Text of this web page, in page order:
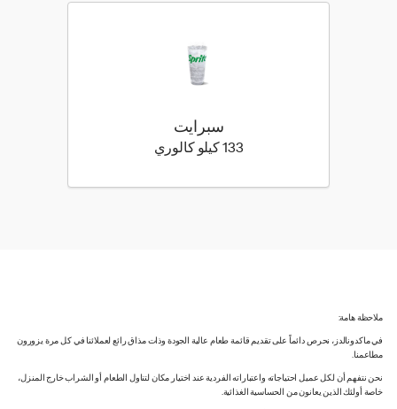
سبرايت
133 كيلو كالوري
ملاحظة هامة:
في ماكدونالدز، نحرص دائماً على تقديم قائمة طعام عالية الجودة وذات مذاق رائع لعملائنا في كل مرة يزورون
مطاعمنا.
نحن نتفهم أن لكل عميل احتياجاته واعتباراته الفردية عند اختيار مكان لتناول الطعام أو الشراب خارج المنزل،
خاصة أولئك الذين يعانون من الحساسية الغذائية.